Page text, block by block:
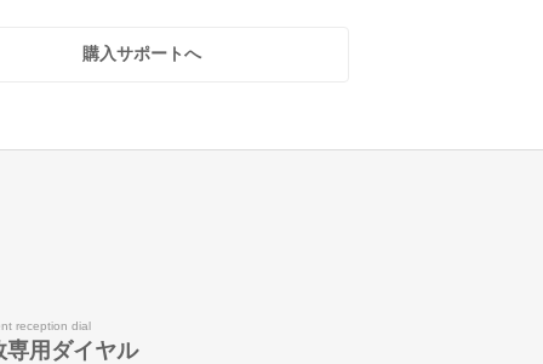
購入サポートへ
reception dial
専用ダイヤル